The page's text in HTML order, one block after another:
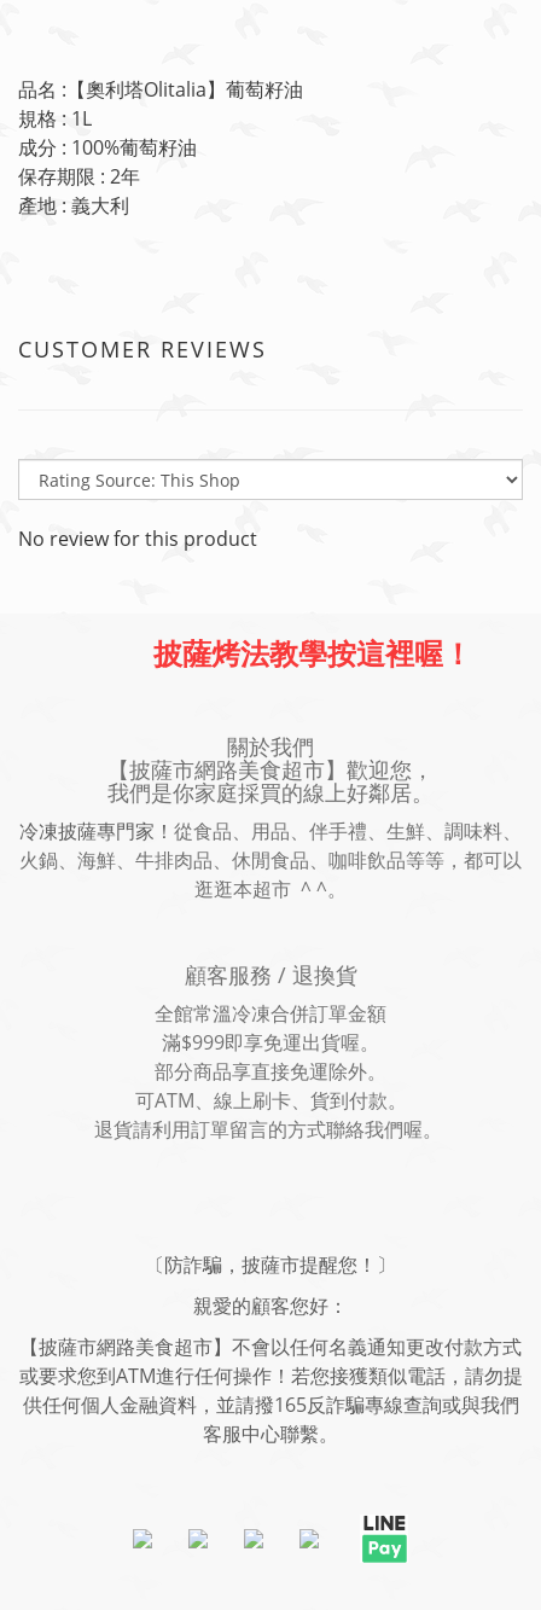
品名 :【奧利塔Olitalia】葡萄籽油
規格 : 1L
成分 : 100%葡萄籽油
保存期限 : 2年
產地 : 義大利
CUSTOMER REVIEWS
No review for this product
披薩烤法教學按這裡喔！
關於我們
【披薩市網路美食超市】歡迎您，
我們是你家庭採買的線上好鄰居。
冷凍披薩專門家！ 從食品、用品、伴手禮、生鮮、調味料、
火鍋、海鮮、牛排肉品、休閒食品、咖啡飲品等等，都可以
逛逛本超市 ^ ^。
顧客服務 / 退換貨
全館常溫冷凍合併訂單金額
滿$999即享免運出貨喔。
部分商品享直接免運除外。
可ATM、線上刷卡、貨到付款。
退貨請利用訂單留言的方式聯絡我們喔。
〔防詐騙，披薩市提醒您！〕
親愛的顧客您好：
【披薩市網路美食超市】不會以任何名義通知更改付款方式
或要求您到ATM進行任何操作！若您接獲類似電話，請勿提
供任何個人金融資料，並請撥165反詐騙專線查詢或與我們
客服中心聯繫。